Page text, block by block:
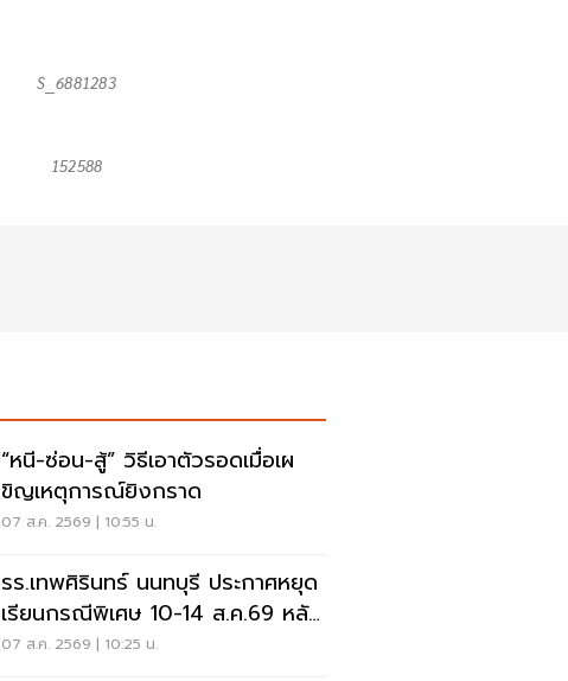
S__6881283
152588
“หนี-ซ่อน-สู้” วิธีเอาตัวรอดเมื่อเผ
ขิญเหตุการณ์ยิงกราด
07 ส.ค. 2569 | 10:55 น.
รร.เทพศิรินทร์ นนทบุรี ประกาศหยุด
เรียนกรณีพิเศษ 10-14 ส.ค.69 หลัง
เหตุกราดยิง
07 ส.ค. 2569 | 10:25 น.